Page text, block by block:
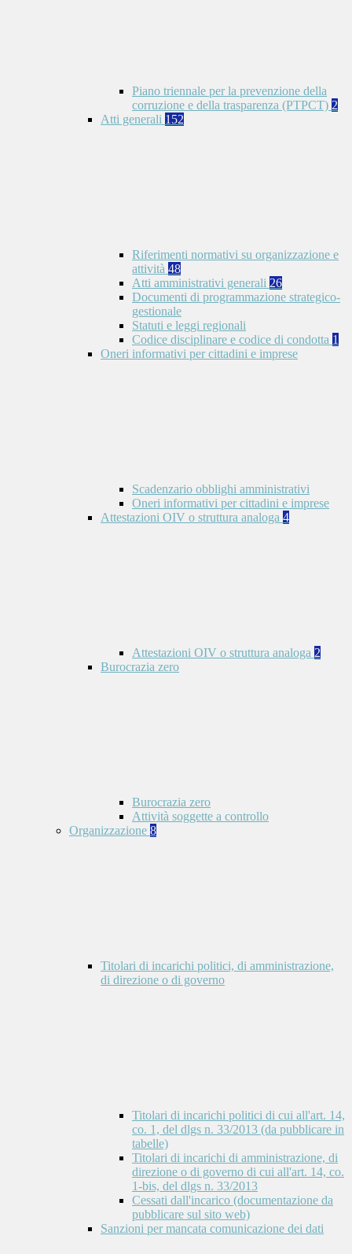
Piano triennale per la prevenzione della
corruzione e della trasparenza (PTPCT) 2
Atti generali 152
Riferimenti normativi su organizzazione e
attività 48
Atti amministrativi generali 26
Documenti di programmazione strategico-
gestionale
Statuti e leggi regionali
Codice disciplinare e codice di condotta 1
Oneri informativi per cittadini e imprese
Scadenzario obblighi amministrativi
Oneri informativi per cittadini e imprese
Attestazioni OIV o struttura analoga 4
Attestazioni OIV o struttura analoga 2
Burocrazia zero
Burocrazia zero
Attività soggette a controllo
Organizzazione 8
Titolari di incarichi politici, di amministrazione,
di direzione o di governo
Titolari di incarichi politici di cui all'art. 14,
co. 1, del dlgs n. 33/2013 (da pubblicare in
tabelle)
Titolari di incarichi di amministrazione, di
direzione o di governo di cui all'art. 14, co.
1-bis, del dlgs n. 33/2013
Cessati dall'incarico (documentazione da
pubblicare sul sito web)
Sanzioni per mancata comunicazione dei dati